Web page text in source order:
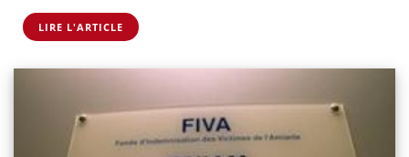
LIRE L'ARTICLE